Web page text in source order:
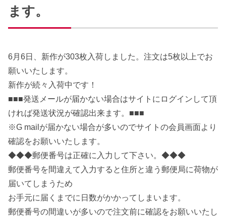
ます。
6月6日、新作が303枚入荷しました。注文は5枚以上でお
願いいたします。
新作が続々入荷中です！
■■■発送メールが届かない場合はサイトにログインして頂
ければ発送状況が確認出来ます。■■■
※G mailが届かない場合が多いのでサイトの会員画面より
確認をお願いいたします。
◆◆◆郵便番号は正確に入力して下さい。◆◆◆
郵便番号を間違えて入力すると住所と違う郵便局に荷物が
届いてしまうため
お手元に届くまでに日数がかかってしまいます。
郵便番号の間違いが多いので注文前に確認をお願いいたし